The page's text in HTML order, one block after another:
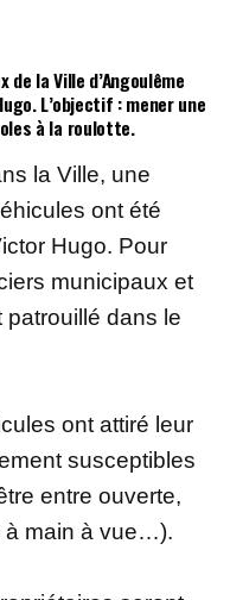
la Ville d’Angoulême
L’objectif : mener une
à la roulotte.
la Ville, une
ont été
Hugo. Pour
municipaux et
patrouillé dans le
ont attiré leur
susceptibles
entre ouverte,
à main à vue…).